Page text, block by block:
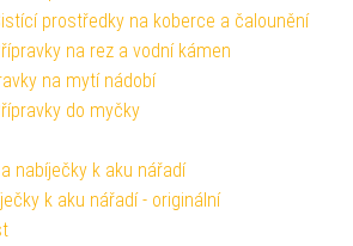
prostředky na koberce a čalounění
na rez a vodní kámen
na mytí nádobí
do myčky
nabíječky k aku nářadí
k aku nářadí - originální